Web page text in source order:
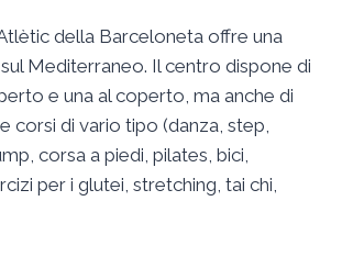
della Barceloneta offre una
Mediterraneo. Il centro dispone di
e una al coperto, ma anche di
corsi di vario tipo (danza, step,
corsa a piedi, pilates, bici,
per i glutei, stretching, tai chi,